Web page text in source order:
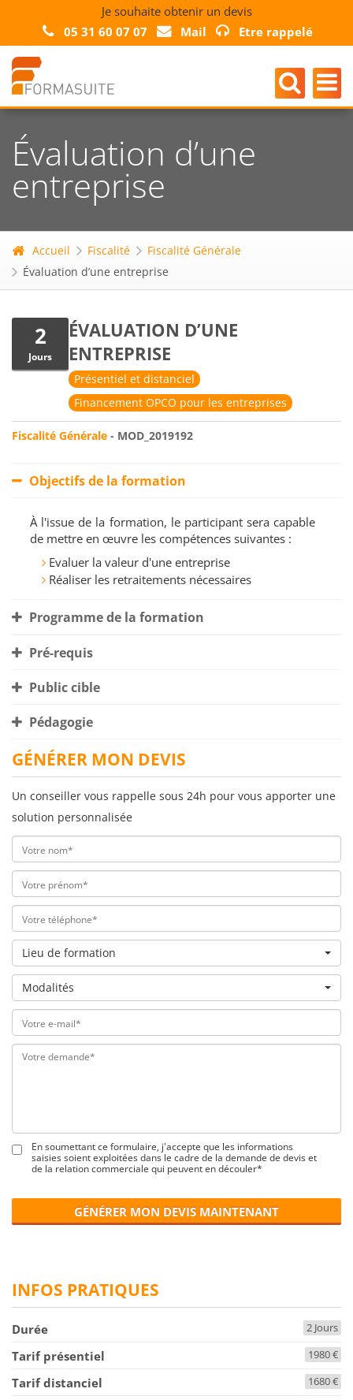
Je souhaite obtenir un devis
05 31 60 07 07
Mail Etre rappelé
Évaluation d’une
entreprise
Accueil Fiscalité
Fiscalité Générale
Évaluation d’une entreprise
2
Jours
ÉVALUATION D’UNE
ENTREPRISE
Présentiel et distanciel
Financement OPCO pour les entreprises
Fiscalité Générale - MOD_2019192
Objectifs de la formation
À l'issue de la formation, le participant sera capable
de mettre en œuvre les compétences suivantes :
Evaluer la valeur d'une entreprise
Réaliser les retraitements nécessaires
Programme de la formation
Pré-requis
Public cible
Pédagogie
GÉNÉRER MON DEVIS
Un conseiller vous rappelle sous 24h pour vous apporter une
solution personnalisée
Lieu de formation
Modalités
En soumettant ce formulaire, j'accepte que les informations
saisies soient exploitées dans le cadre de la demande de devis et
de la relation commerciale qui peuvent en découler*
GÉNÉRER MON DEVIS MAINTENANT
INFOS PRATIQUES
Durée 2 Jours
Tarif présentiel 1980 €
Tarif distanciel 1680 €